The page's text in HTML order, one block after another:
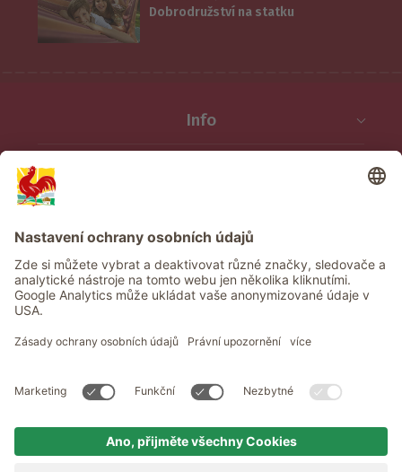
Dobrodružství na statku
Info
Newsletter
pro dovolenou na statku v Jižním Tyrolsku
produced by